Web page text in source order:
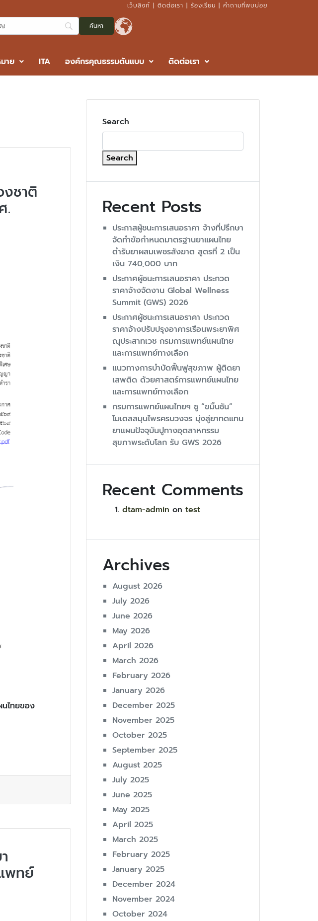
เว็บลิงก์ | ติดต่อเรา | ร้องเรียน | คำถามที่พบบ่อย
าย ITA องค์กรคุณธรรมต้นแบบ ติดต่อเรา
งชาติ
.
นไทยของ
พทย์
Search
Search
Recent Posts
ประกาสผู้ชนะการเสนอราคา จ้างที่ปรึกษา
จัดทำข้อกำหนดมาตรฐานยาแผนไทย
ตำรับยาผสมเพชรสังฆาต สูตรที่ 2 เป็น
เงิน 740,000 บาท
ประกาศผู้ชนะการเสนอราคา ประกวด
ราคาจ้างจัดงาน Global Wellness
Summit (GWS) 2026
ประกาศผู้ชนะการเสนอราคา ประกวด
ราคาจ้างปรับปรุงอาคารเรือนพระยาพิศ
ณุประสาทเวช กรมการแพทย์แผนไทย
และการแพทย์ทางเลือก
แนวทางการบำบัดฟื้นฟูสุขภาพ ผู้ติดยา
เสพติด ด้วยศาสตร์การแพทย์แผนไทย
และการแพทย์ทางเลือก
กรมการแพทย์แผนไทยฯ ชู “ขมิ้นชัน”
โมเดลสมุนไพรครบวงจร มุ่งสู่ยาทดแทน
ยาแผนปัจจุบันปูทางอุตสาหกรรม
สุขภาพระดับโลก รับ GWS 2026
Recent Comments
dtam-admin on test
Archives
August 2026
July 2026
June 2026
May 2026
April 2026
March 2026
February 2026
January 2026
December 2025
November 2025
October 2025
September 2025
August 2025
July 2025
June 2025
May 2025
April 2025
March 2025
February 2025
January 2025
December 2024
November 2024
October 2024